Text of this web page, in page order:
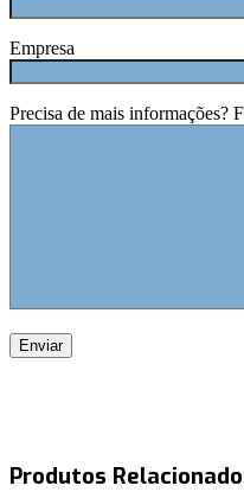
Empresa
Precisa de mais informações?
Produtos